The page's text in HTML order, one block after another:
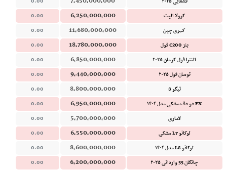
کرولا الیت
6,250,000,000
0.00
کمری چین
11,680,000,000
0.00
بنز C200 فول
18,780,000,000
0.00
النترا فول کرمان ۲۰۲۵
6,850,000,000
0.00
توسان فول ۲۰۲۵
9,440,000,000
0.00
تیگو 8
8,800,000,000
0.00
FX دو دف مشکی مدل ۱۴۰۴
6,950,000,000
0.00
لاماری
5,700,000,000
0.00
لوکانو L7 مشکی
6,550,000,000
0.00
لوکانو L8 مدل ۱۴۰۴
8,600,000,000
0.00
چانگان 55 وارداتی ۲۰۲۵
6,200,000,000
0.00